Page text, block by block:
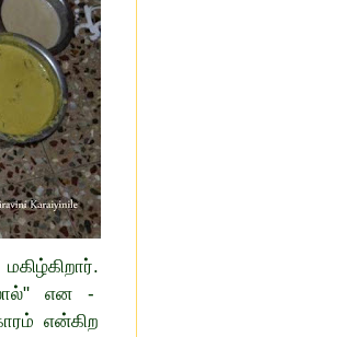
மகிழ்கிறார்.
என -
என்கிற